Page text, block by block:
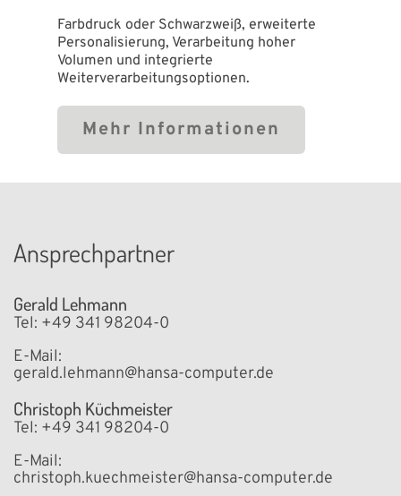
Farbdruck oder Schwarzweiß, erweiterte
Personalisierung, Verarbeitung hoher
Volumen und integrierte
Weiterverarbeitungsoptionen.
Mehr Informationen
Ansprechpartner
Gerald Lehmann
Tel: +49 341 98204-0
E-Mail:
gerald.lehmann@hansa-computer.de
Christoph Küchmeister
Tel: +49 341 98204-0
E-Mail:
christoph.kuechmeister@hansa-computer.de